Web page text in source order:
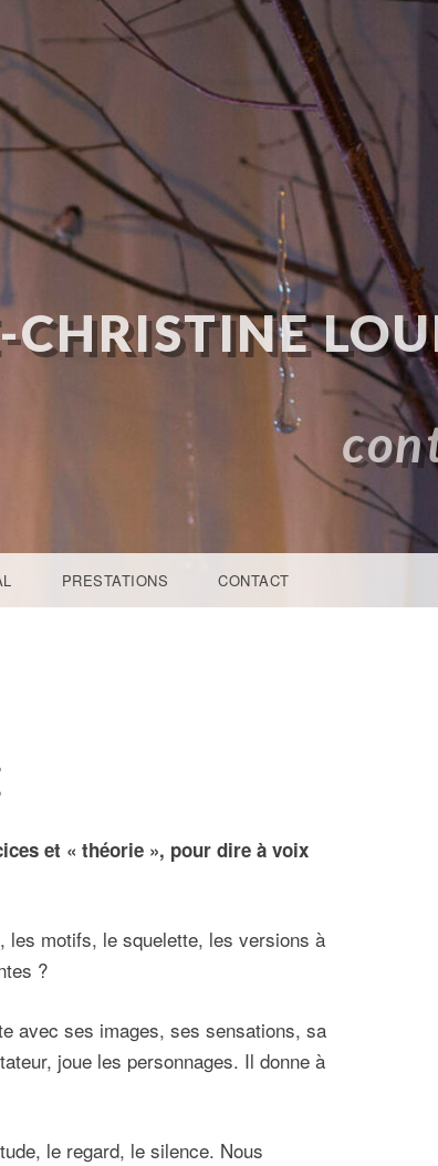
PRESTATIONS CONTACT
et « théorie », pour dire à voix
les motifs, le squelette, les versions à
?
avec ses images, ses sensations, sa
joue les personnages. Il donne à
le regard, le silence. Nous